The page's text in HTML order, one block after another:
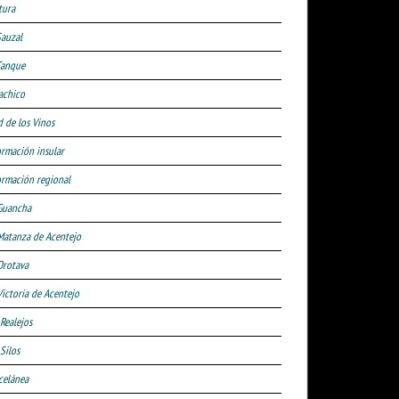
de los Vinos
insular
regional
de Acentejo
de Acentejo